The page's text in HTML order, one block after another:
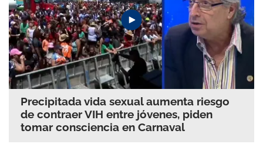
Precipitada vida sexual aumenta riesgo
de contraer VIH entre jóvenes, piden
tomar consciencia en Carnaval